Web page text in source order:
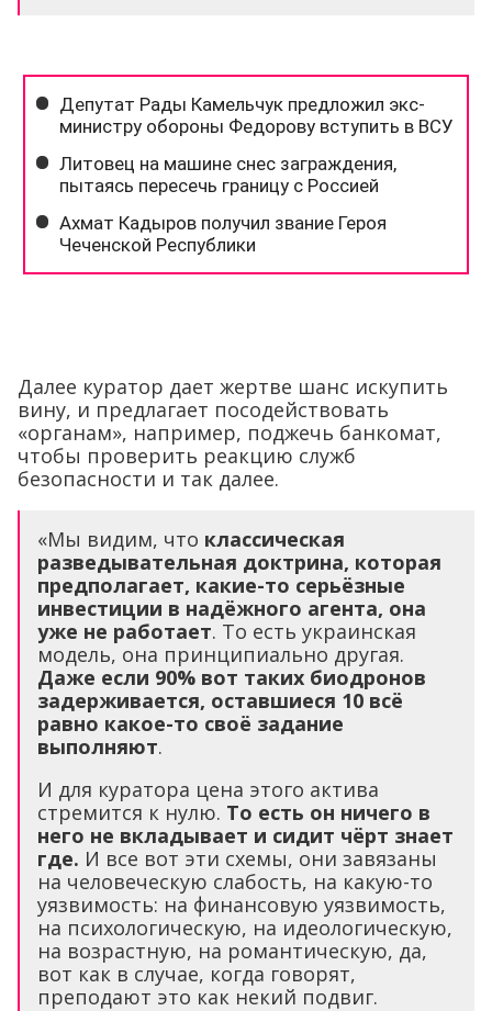
Далее куратор дает жертве шанс искупить
вину, и предлагает посодействовать
«органам», например, поджечь банкомат,
чтобы проверить реакцию служб
безопасности и так далее.
«Мы видим, что классическая
разведывательная доктрина, которая
предполагает, какие-то серьёзные
инвестиции в надёжного агента, она
уже не работает. То есть украинская
модель, она принципиально другая.
Даже если 90% вот таких биодронов
задерживается, оставшиеся 10 всё
равно какое-то своё задание
выполняют.
И для куратора цена этого актива
стремится к нулю. То есть он ничего в
него не вкладывает и сидит чёрт знает
где. И все вот эти схемы, они завязаны
на человеческую слабость, на какую-то
уязвимость: на финансовую уязвимость,
на психологическую, на идеологическую,
на возрастную, на романтическую, да,
вот как в случае, когда говорят,
преподают это как некий подвиг.